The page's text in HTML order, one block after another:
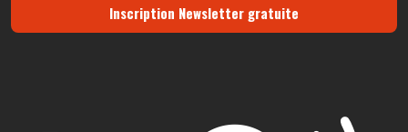
Inscription Newsletter gratuite